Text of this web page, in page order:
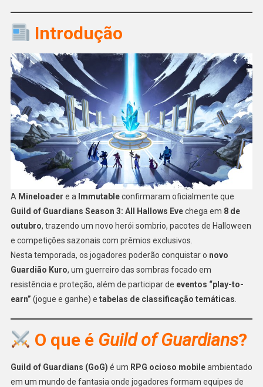
Introdução
A Mineloader e a Immutableconfirmaram oficialmente que
Guild of Guardians Season 3: All Hallows Evechega em 8 de
outubro, trazendo um novo herói sombrio, pacotes de Halloween
e competições sazonais com prêmios exclusivos.
Nesta temporada, os jogadores poderão conquistar o novo
Guardião Kuro, um guerreiro das sombras focado em
resistência e proteção, além de participar de eventos “play-to-
earn” (jogue e ganhe) e tabelas de classificação temáticas
O que é Guild of Guardians?
Guild of Guardians (GoG) é um RPG ocioso mobileambientado
em um mundo de fantasia onde jogadores formam equipes de